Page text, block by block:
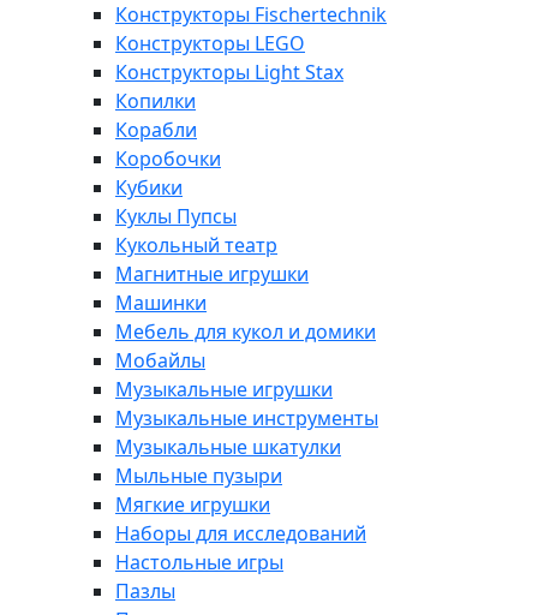
Конструкторы Fisсhertechnik
Конструкторы LEGO
Конструкторы Light Stax
Копилки
Корабли
Коробочки
Кубики
Куклы Пупсы
Кукольный театр
Магнитные игрушки
Машинки
Мебель для кукол и домики
Мобайлы
Музыкальные игрушки
Музыкальные инструменты
Музыкальные шкатулки
Мыльные пузыри
Мягкие игрушки
Наборы для исследований
Настольные игры
Пазлы